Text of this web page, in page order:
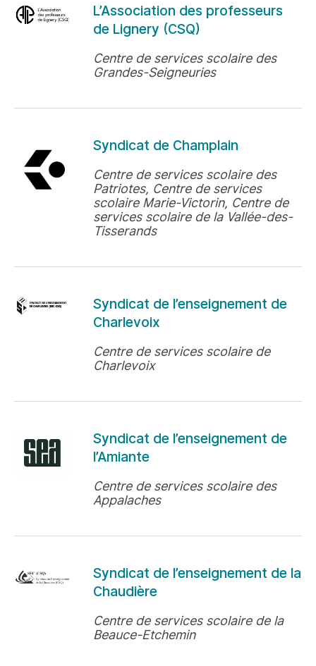
L’Association des professeurs
de Lignery (CSQ)
Centre de services scolaire des
Grandes-Seigneuries
Syndicat de Champlain
Centre de services scolaire des
Patriotes, Centre de services
scolaire Marie-Victorin, Centre de
services scolaire de la Vallée-des-
Tisserands
Syndicat de l’enseignement de
Charlevoix
Centre de services scolaire de
Charlevoix
Syndicat de l’enseignement de
l’Amiante
Centre de services scolaire des
Appalaches
Syndicat de l’enseignement de la
Chaudière
Centre de services scolaire de la
Beauce-Etchemin